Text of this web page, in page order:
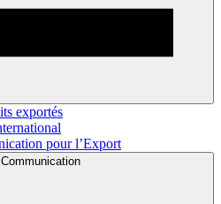
exportés
pour l’Export
Communication